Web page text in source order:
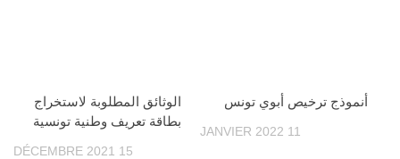
الوثائق المطلوبة لاستخراج
بطاقة تعريف وطنية تونسية
15 DÉCEMBRE 2021
أنموذج ترخيص أبوي تونس
11 JANVIER 2022